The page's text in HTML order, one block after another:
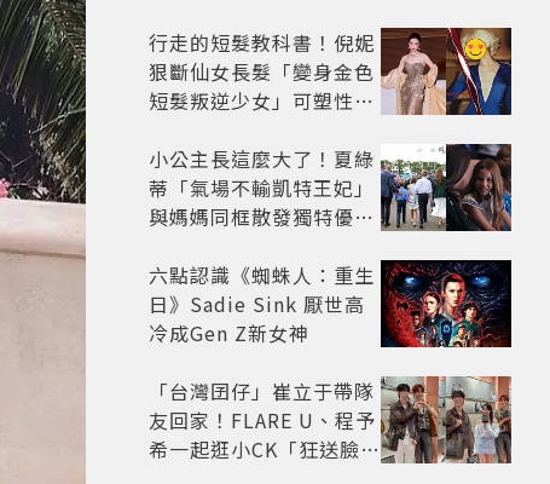
行走的短髮教科書！倪妮
狠斷仙女長髮「變身金色
短髮叛逆少女」可塑性超
小公主長這麼大了！夏綠
蒂「氣場不輸凱特王妃」
與媽媽同框散發獨特優雅
六點認識《蜘蛛人：重生
日》Sadie Sink 厭世高
冷成Gen Z新女神
「台灣囝仔」崔立于帶隊
友回家！FLARE U、程予
希一起逛小CK「狂送臉頰